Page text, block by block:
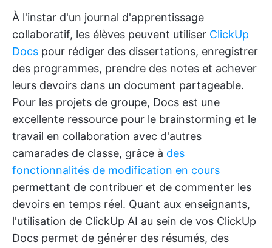
À l'instar d'un journal d'apprentissage
collaboratif, les élèves peuvent utiliser ClickUp
Docs pour rédiger des dissertations, enregistrer
des programmes, prendre des notes et achever
leurs devoirs dans un document partageable.
Pour les projets de groupe, Docs est une
excellente ressource pour le brainstorming et le
travail en collaboration avec d'autres
camarades de classe, grâce à des
fonctionnalités de modification en cours
permettant de contribuer et de commenter les
devoirs en temps réel. Quant aux enseignants,
l'utilisation de ClickUp AI au sein de vos ClickUp
Docs permet de générer des résumés, des